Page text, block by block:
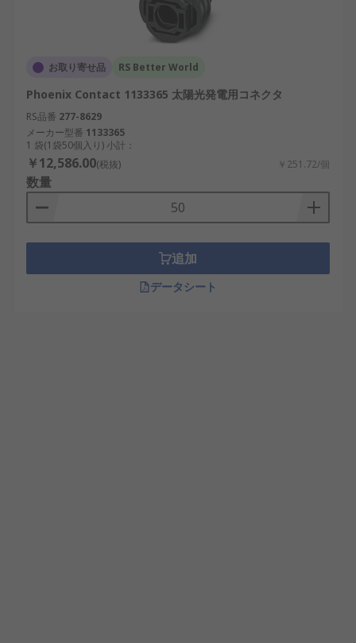
お取り寄せ品 RS Better World
Phoenix Contact 1133365 太陽光発電用コネクタ
RS品番 277-8629
メーカー型番 1133365
1 袋(1袋50個入り) 小計：
￥12,586.00(税抜) ￥251.72/個
数量
追加
データシート